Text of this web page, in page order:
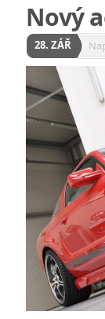
Nový
28. ZÁŘ